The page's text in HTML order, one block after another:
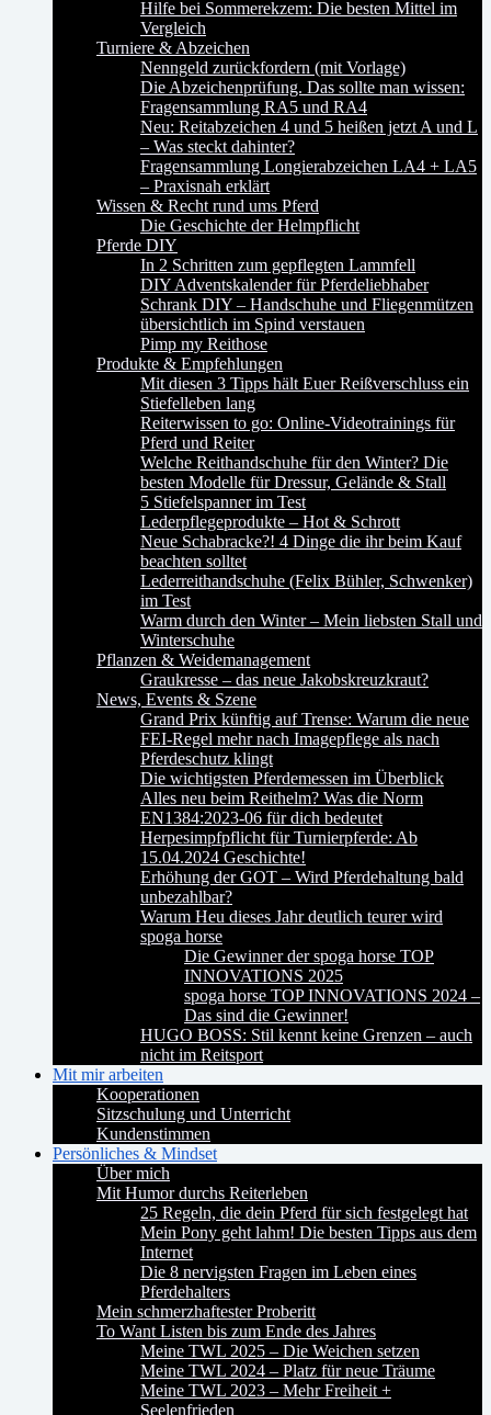
Hilfe bei Sommerekzem: Die besten Mittel im
Vergleich
Turniere & Abzeichen
Nenngeld zurückfordern (mit Vorlage)
Die Abzeichenprüfung. Das sollte man wissen:
Fragensammlung RA5 und RA4
Neu: Reitabzeichen 4 und 5 heißen jetzt A und L
– Was steckt dahinter?
Fragensammlung Longierabzeichen LA4 + LA5
– Praxisnah erklärt
Wissen & Recht rund ums Pferd
Die Geschichte der Helmpflicht
Pferde DIY
In 2 Schritten zum gepflegten Lammfell
DIY Adventskalender für Pferdeliebhaber
Schrank DIY – Handschuhe und Fliegenmützen
übersichtlich im Spind verstauen
Pimp my Reithose
Produkte & Empfehlungen
Mit diesen 3 Tipps hält Euer Reißverschluss ein
Stiefelleben lang
Reiterwissen to go: Online-Videotrainings für
Pferd und Reiter
Welche Reithandschuhe für den Winter? Die
besten Modelle für Dressur, Gelände & Stall
5 Stiefelspanner im Test
Lederpflegeprodukte – Hot & Schrott
Neue Schabracke?! 4 Dinge die ihr beim Kauf
beachten solltet
Lederreithandschuhe (Felix Bühler, Schwenker)
im Test
Warm durch den Winter – Mein liebsten Stall und
Winterschuhe
Pflanzen & Weidemanagement
Graukresse – das neue Jakobskreuzkraut?
News, Events & Szene
Grand Prix künftig auf Trense: Warum die neue
FEI-Regel mehr nach Imagepflege als nach
Pferdeschutz klingt
Die wichtigsten Pferdemessen im Überblick
Alles neu beim Reithelm? Was die Norm
EN1384:2023-06 für dich bedeutet
Herpesimpfpflicht für Turnierpferde: Ab
15.04.2024 Geschichte!
Erhöhung der GOT – Wird Pferdehaltung bald
unbezahlbar?
Warum Heu dieses Jahr deutlich teurer wird
spoga horse
Die Gewinner der spoga horse TOP
INNOVATIONS 2025
spoga horse TOP INNOVATIONS 2024 –
Das sind die Gewinner!
HUGO BOSS: Stil kennt keine Grenzen – auch
nicht im Reitsport
Mit mir arbeiten
Kooperationen
Sitzschulung und Unterricht
Kundenstimmen
Persönliches & Mindset
Über mich
Mit Humor durchs Reiterleben
25 Regeln, die dein Pferd für sich festgelegt hat
Mein Pony geht lahm! Die besten Tipps aus dem
Internet
Die 8 nervigsten Fragen im Leben eines
Pferdehalters
Mein schmerzhaftester Proberitt
To Want Listen bis zum Ende des Jahres
Meine TWL 2025 – Die Weichen setzen
Meine TWL 2024 – Platz für neue Träume
Meine TWL 2023 – Mehr Freiheit +
Seelenfrieden